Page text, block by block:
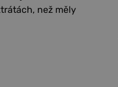
než měly